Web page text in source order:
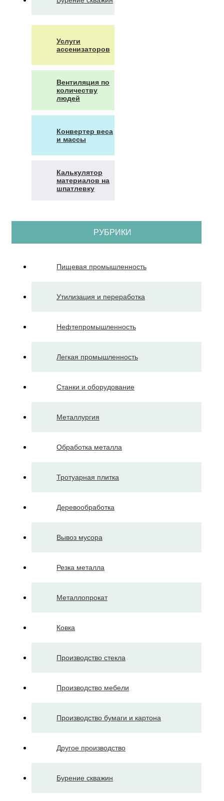
Услуги
ассенизаторов
Вентиляция по
количеству
людей
Конвертер веса
и массы
Калькулятор
материалов на
шпатлевку
РУБРИКИ
Пищевая промышленность
Утилизация и переработка
Нефтепромышленность
Легкая промышленность
Станки и оборудование
Металлургия
Обработка металла
Тротуарная плитка
Деревообработка
Вывоз мусора
Резка металла
Металлопрокат
Ковка
Производство стекла
Производство мебели
Производство бумаги и картона
Другое производство
Бурение скважин